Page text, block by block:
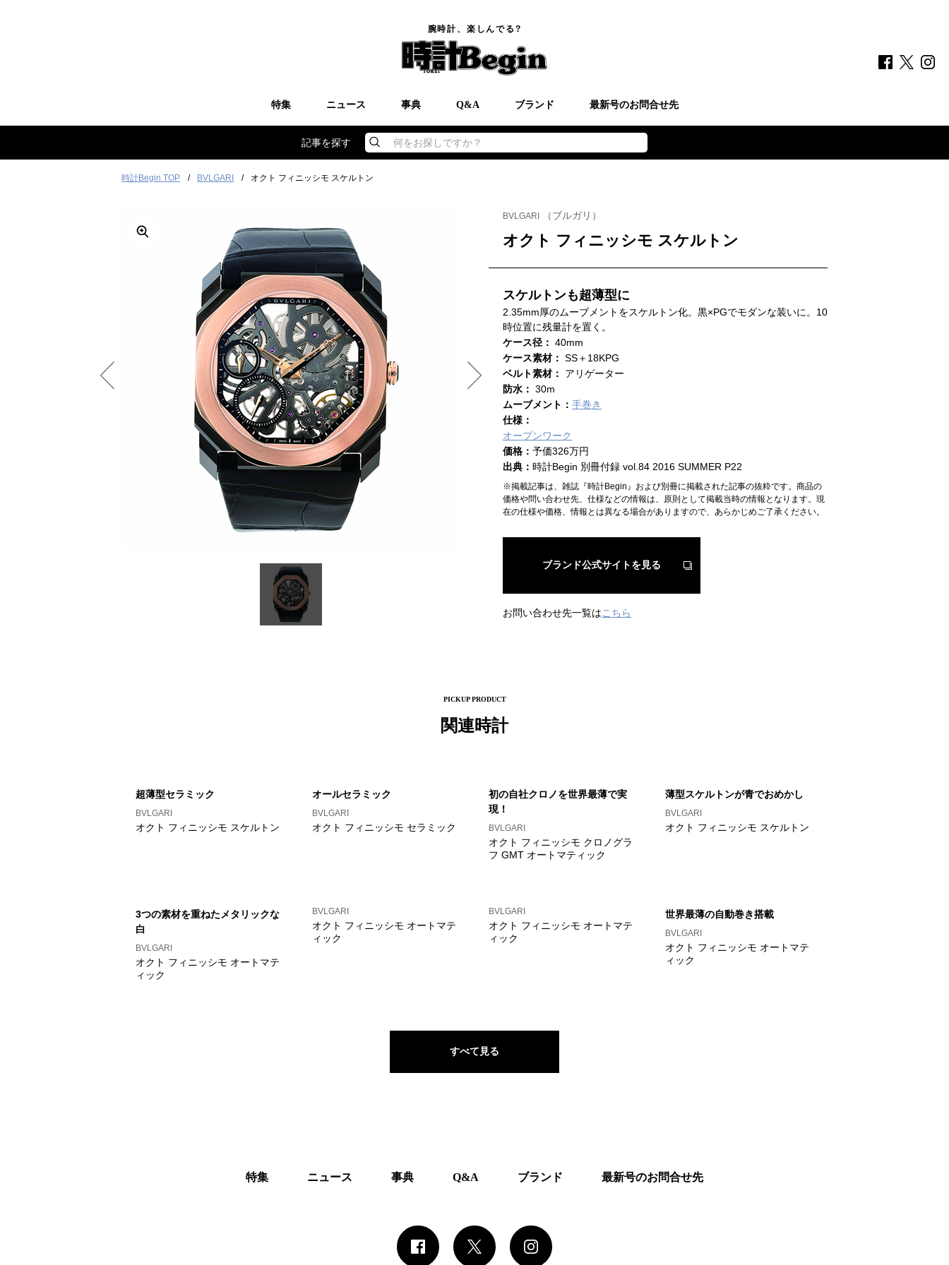
腕時計、楽しんでる?
特集 ニュース 事典 Q&A ブランド 最新号のお問合せ先
記事を探す 何をお探しですか？
時計Begin TOP BVLGARI オクト フィニッシモ スケルトン
BVLGARI （ブルガリ）
オクト フィニッシモ スケルトン
スケルトンも超薄型に
2.35mm厚のムーブメントをスケルトン化。黒×PGでモダンな装いに。10
時位置に残量計を置く。
ケース径： 40mm
ケース素材： SS＋18KPG
ベルト素材： アリゲーター
防水： 30m
ムーブメント： 手巻き
仕様：
オープンワーク
価格： 予価326万円
出典： 時計Begin 別冊付録 vol.84 2016 SUMMER P22
※掲載記事は、雑誌『時計Begin』および別冊に掲載された記事の抜粋です。商品の
価格や問い合わせ先、仕様などの情報は、原則として掲載当時の情報となります。現
在の仕様や価格、情報とは異なる場合がありますので、あらかじめご了承ください。
ブランド公式サイトを見る
お問い合わせ先一覧はこちら
PICKUP PRODUCT
関連時計
超薄型セラミック
BVLGARI
オクト フィニッシモ スケルトン
オールセラミック
BVLGARI
オクト フィニッシモ セラミック
初の自社クロノを世界最薄で実
現！
BVLGARI
オクト フィニッシモ クロノグラ
フ GMT オートマティック
薄型スケルトンが青でおめかし
BVLGARI
オクト フィニッシモ スケルトン
3つの素材を重ねたメタリックな
白
BVLGARI
オクト フィニッシモ オートマテ
ィック
BVLGARI
オクト フィニッシモ オートマテ
ィック
BVLGARI
オクト フィニッシモ オートマテ
ィック
世界最薄の自動巻き搭載
BVLGARI
オクト フィニッシモ オートマテ
ィック
すべて見る
特集 ニュース 事典 Q&A ブランド 最新号のお問合せ先